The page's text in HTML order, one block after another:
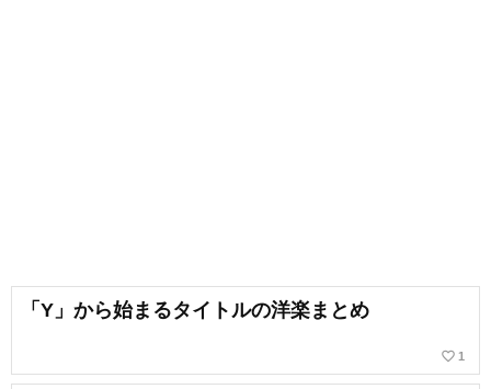
「Y」から始まるタイトルの洋楽まとめ
favorite_border 1